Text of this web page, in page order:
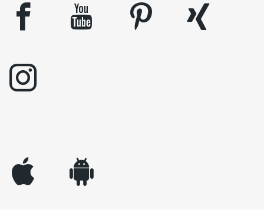
facebook youtube pinterest
xing
instagram
appleinc android